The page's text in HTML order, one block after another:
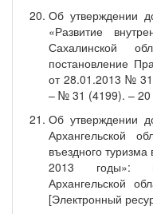
Об утверждении
«Развитие
Сахалинской
постановление
от 28.01.2013 №
– № 31 (4199). – 20
Об утверждении
Архангельской
въездного
2013 годы»:
Архангельской
[Электронный